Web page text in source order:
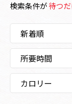
検索条件が待つ